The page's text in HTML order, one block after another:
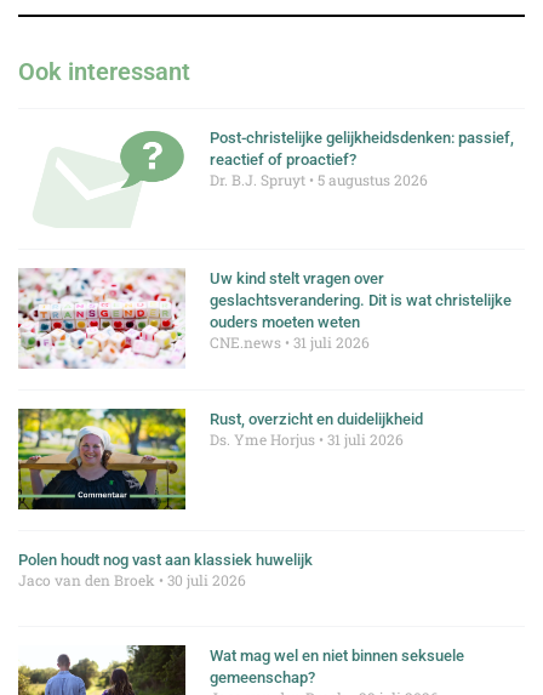
Ook interessant
Post-christelijke gelijkheidsdenken: passief,
reactief of proactief?
Dr. B.J. Spruyt 5 augustus 2026
Uw kind stelt vragen over
geslachtsverandering. Dit is wat christelijke
ouders moeten weten
CNE.news 31 juli 2026
Rust, overzicht en duidelijkheid
Ds. Yme Horjus 31 juli 2026
Polen houdt nog vast aan klassiek huwelijk
Jaco van den Broek 30 juli 2026
Wat mag wel en niet binnen seksuele
gemeenschap?